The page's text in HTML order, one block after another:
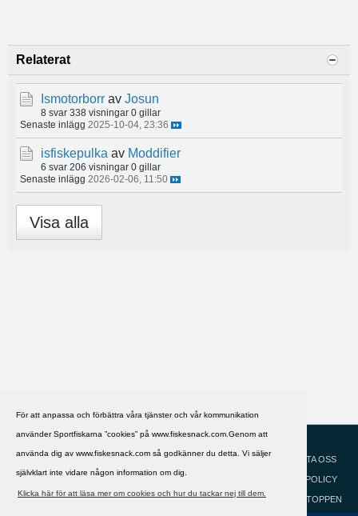
För att anpassa och förbättra våra tjänster och vår kommunikation
använder Sportfiskarna ”cookies” på www.fiskesnack.com.Genom att
använda dig av www.fiskesnack.com så godkänner du detta. Vi säljer
självklart inte vidare någon information om dig.
Klicka här för att läsa mer om cookies och hur du tackar nej till dem.
Relaterat
Ismotorborr av Josun
8 svar 338 visningar 0 gillar
Senaste inlägg 2025-10-04, 23:36
isfiskepulka av Moddifier
6 svar 206 visningar 0 gillar
Senaste inlägg 2026-02-06, 11:50
Visa alla
HJÄLP
KONTAKTA OSS
COOKIEPOLICY
GÅ TILL TOPPEN